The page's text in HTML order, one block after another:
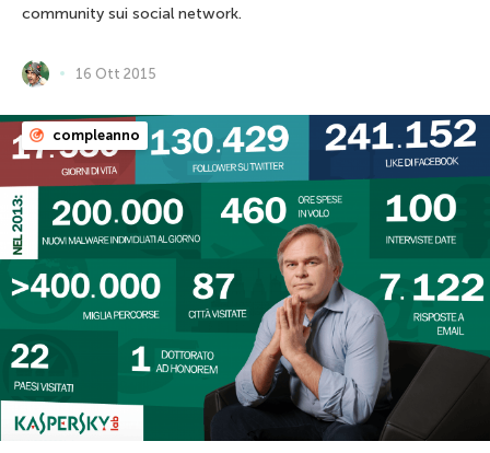
community sui social network.
16 Ott 2015
compleanno